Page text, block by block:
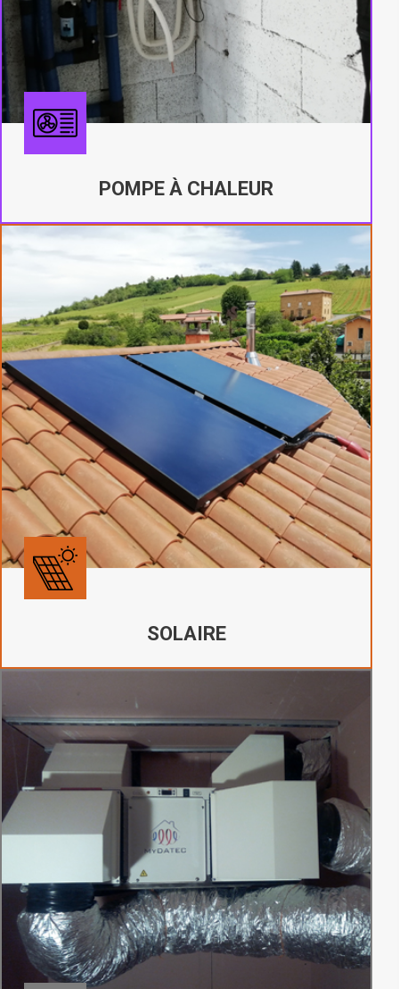
POMPE À CHALEUR
SOLAIRE